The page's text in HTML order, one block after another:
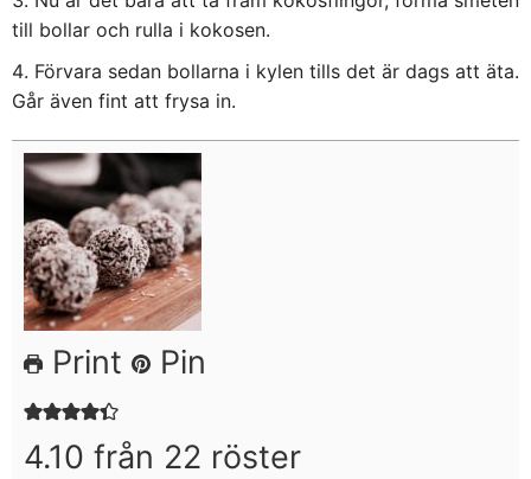
till bollar och rulla i kokosen.
Förvara sedan bollarna i kylen tills det är dags att äta.
Går även fint att frysa in.
Print Pin
4.10 från 22 röster